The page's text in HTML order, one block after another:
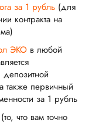
за 1 рубль (для
контракта на
ЭКО в любой
также первичный
за 1 рубль
что вам точно